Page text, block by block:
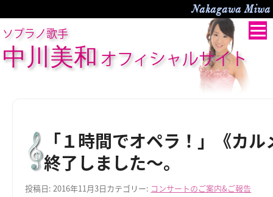
Nakagawa
ソプラノ歌手
中川美和 オフィシャルサイト
「１時間でオペラ！」《カ
終了しました～。
投稿日:2016年11月3日カテゴリー: コンサートのご案内&ご報告